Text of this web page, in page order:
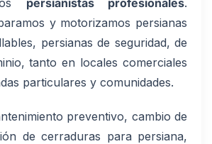
y motorizamos persianas
persianas de seguridad, de
tanto en locales comerciales
particulares y comunidades.
preventivo, cambio de
de cerraduras para persiana,